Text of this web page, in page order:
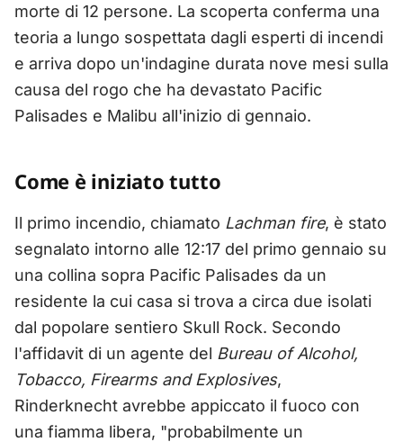
morte di 12 persone. La scoperta conferma una
teoria a lungo sospettata dagli esperti di incendi
e arriva dopo un'indagine durata nove mesi sulla
causa del rogo che ha devastato Pacific
Palisades e Malibu all'inizio di gennaio.
Come è iniziato tutto
Il primo incendio, chiamato Lachman fire, è stato
segnalato intorno alle 12:17 del primo gennaio su
una collina sopra Pacific Palisades da un
residente la cui casa si trova a circa due isolati
dal popolare sentiero Skull Rock. Secondo
l'affidavit di un agente del Bureau of Alcohol,
Tobacco, Firearms and Explosives,
Rinderknecht avrebbe appiccato il fuoco con
una fiamma libera, "probabilmente un